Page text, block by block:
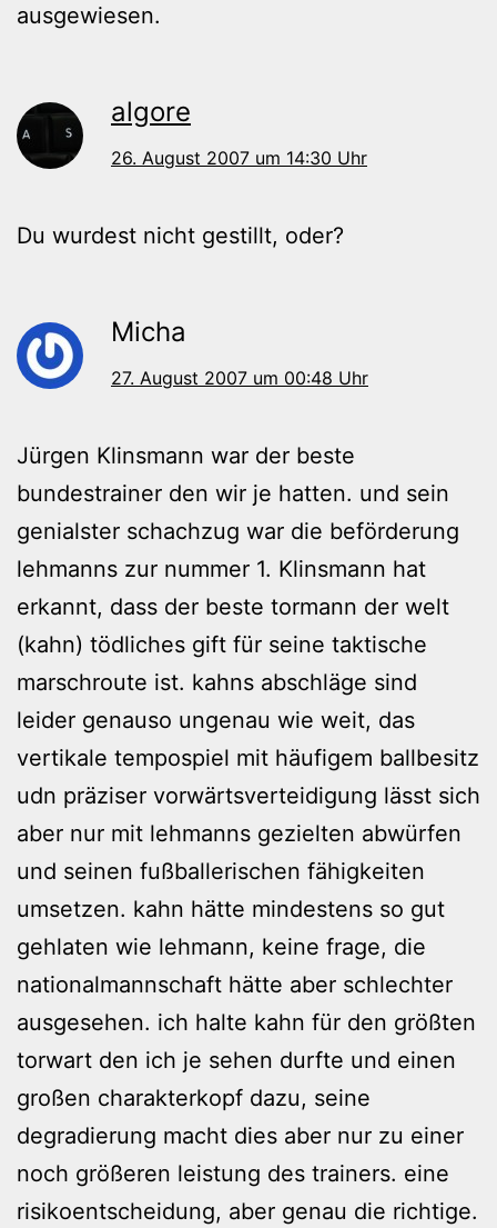
ausgewiesen.
algore
26. August 2007 um 14:30 Uhr
Du wurdest nicht gestillt, oder?
Micha
27. August 2007 um 00:48 Uhr
Jürgen Klinsmann war der beste
bundestrainer den wir je hatten. und sein
genialster schachzug war die beförderung
lehmanns zur nummer 1. Klinsmann hat
erkannt, dass der beste tormann der welt
(kahn) tödliches gift für seine taktische
marschroute ist. kahns abschläge sind
leider genauso ungenau wie weit, das
vertikale tempospiel mit häufigem ballbesitz
udn präziser vorwärtsverteidigung lässt sich
aber nur mit lehmanns gezielten abwürfen
und seinen fußballerischen fähigkeiten
umsetzen. kahn hätte mindestens so gut
gehlaten wie lehmann, keine frage, die
nationalmannschaft hätte aber schlechter
ausgesehen. ich halte kahn für den größten
torwart den ich je sehen durfte und einen
großen charakterkopf dazu, seine
degradierung macht dies aber nur zu einer
noch größeren leistung des trainers. eine
risikoentscheidung, aber genau die richtige.